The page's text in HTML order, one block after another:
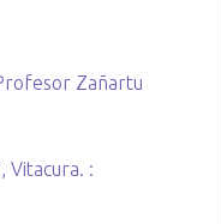
Zañartu
Vitacura. :